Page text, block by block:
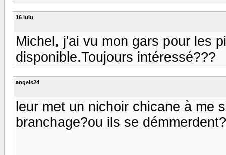
16 lulu
Michel, j'ai vu mon gars pour les
disponible.Toujours intéressé???
angels24
leur met un nichoir chicane à me
branchage?ou ils se